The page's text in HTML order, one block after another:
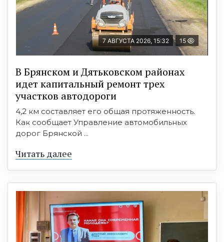
7 АВГУСТА 2026, 15:32 15
В Брянском и Дятьковском районах
идет капитальный ремонт трех
участков автодороги
4,2 км составляет его общая протяженность.
Как сообщает Управление автомобильных
дорог Брянской ...
Читать далее